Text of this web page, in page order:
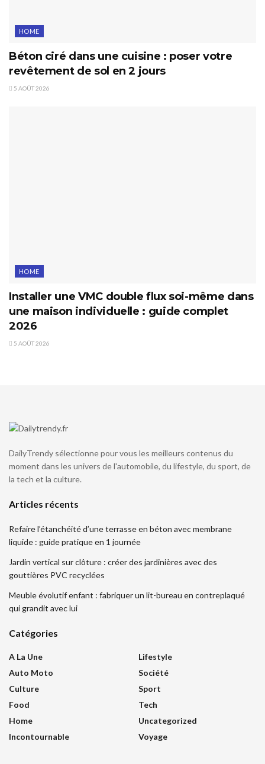
HOME
Béton ciré dans une cuisine : poser votre
revêtement de sol en 2 jours
5 AOÛT 2026
HOME
Installer une VMC double flux soi-même dans
une maison individuelle : guide complet
2026
5 AOÛT 2026
DailyTrendy sélectionne pour vous les meilleurs contenus du
moment dans les univers de l'automobile, du lifestyle, du sport, de
la tech et la culture.
Articles récents
Refaire l’étanchéité d’une terrasse en béton avec membrane
liquide : guide pratique en 1 journée
Jardin vertical sur clôture : créer des jardinières avec des
gouttières PVC recyclées
Meuble évolutif enfant : fabriquer un lit-bureau en contreplaqué
qui grandit avec lui
Catégories
A La Une
Auto Moto
Culture
Food
Home
Incontournable
Lifestyle
Société
Sport
Tech
Uncategorized
Voyage